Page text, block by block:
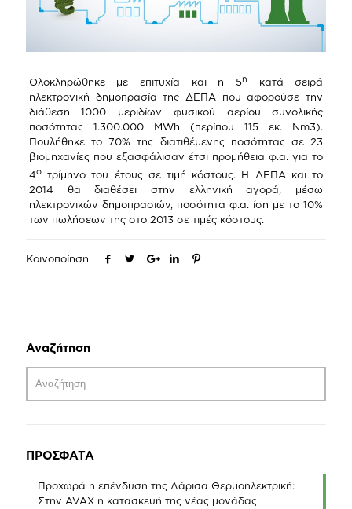
Ολοκληρώθηκε με επιτυχία και η 5η
κατά σειρά
ηλεκτρονική δημοπρασία της ΔΕΠΑ που αφορούσε την
διάθεση 1000 μεριδίων φυσικού αερίου συνολικής
ποσότητας 1.300.000 MWh (περίπου 115 εκ. Nm3).
Πουλήθηκε το 70% της διατιθέμενης ποσότητας σε 23
βιομηχανίες που εξασφάλισαν έτσι προμήθεια φ.α. για το
4οτρίμηνο του έτους σε τιμή κόστους. Η ΔΕΠΑ και το
2014 θα διαθέσει στην ελληνική αγορά, μέσω
ηλεκτρονικών δημοπρασιών, ποσότητα φ.α. ίση με το 10%
των πωλήσεων της στο 2013 σε τιμές κόστους.
Κοινοποίηση
Αναζήτηση
ΠΡΟΣΦΑΤΑ
Προχωρά η επένδυση της Λάρισα Θερμοηλεκτρική:
Στην AVAX η κατασκευή της νέας μονάδας